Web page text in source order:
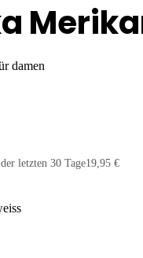
damen
letzten 30 Tage19,95 €